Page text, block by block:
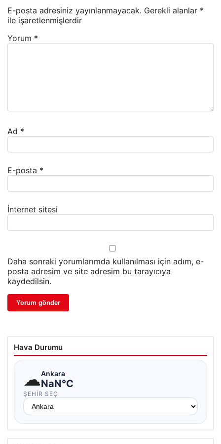
E-posta adresiniz yayınlanmayacak. Gerekli alanlar *
ile işaretlenmişlerdir
Yorum *
Ad *
E-posta *
İnternet sitesi
Daha sonraki yorumlarımda kullanılması için adım, e-
posta adresim ve site adresim bu tarayıcıya
kaydedilsin.
Hava Durumu
☁Ankara
NaN°C
ŞEHIR SEÇ